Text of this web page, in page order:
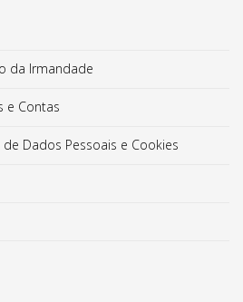
da Irmandade
e Contas
Dados Pessoais e Cookies